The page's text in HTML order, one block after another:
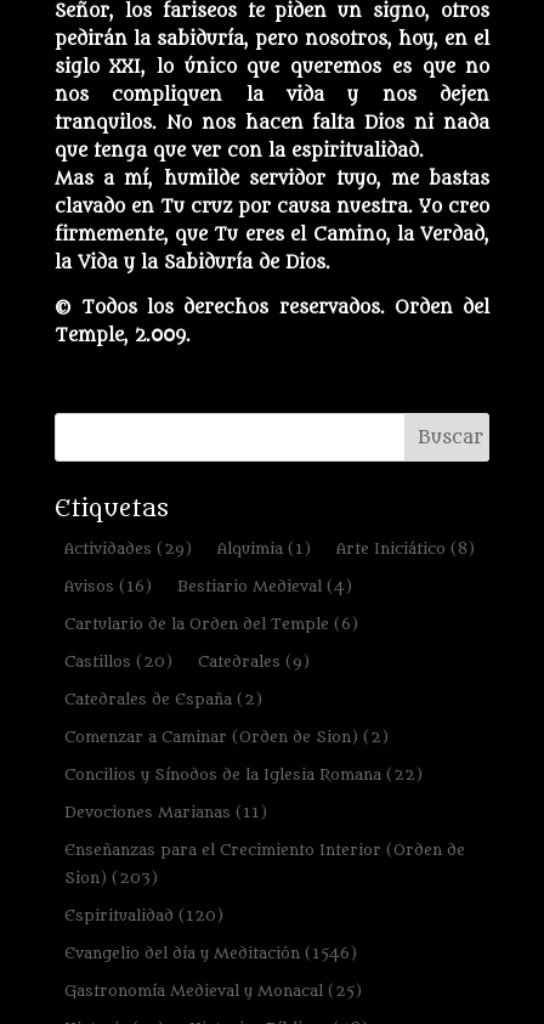
Señor, los fariseos te piden un signo, otros
pedirán la sabiduría, pero nosotros, hoy, en el
siglo XXI, lo único que queremos es que no
nos compliquen la vida y nos dejen
tranquilos. No nos hacen falta Dios ni nada
que tenga que ver con la espiritualidad.
Mas a mí, humilde servidor tuyo, me bastas
clavado en Tu cruz por causa nuestra. Yo creo
firmemente, que Tu eres el Camino, la Verdad,
la Vida y la Sabiduría de Dios.
© Todos los derechos reservados. Orden del
Temple, 2.009.
Etiquetas
Actividades (29) Alquimia(1) Arte Iniciático (8)
Avisos (16) Bestiario Medieval(4)
Cartulario de la Orden del Temple (6)
Castillos (20) Catedrales (9)
Catedrales de España(2)
Comenzar a Caminar (Orden de Sion) (2)
Concilios y Sínodos de la Iglesia Romana(22)
Devociones Marianas (11)
Enseñanzas para el Crecimiento Interior (Orden de
Sion) (203)
Espiritualidad (120)
Evangelio del día y Meditación(1546)
Gastronomía Medieval y Monacal(25)